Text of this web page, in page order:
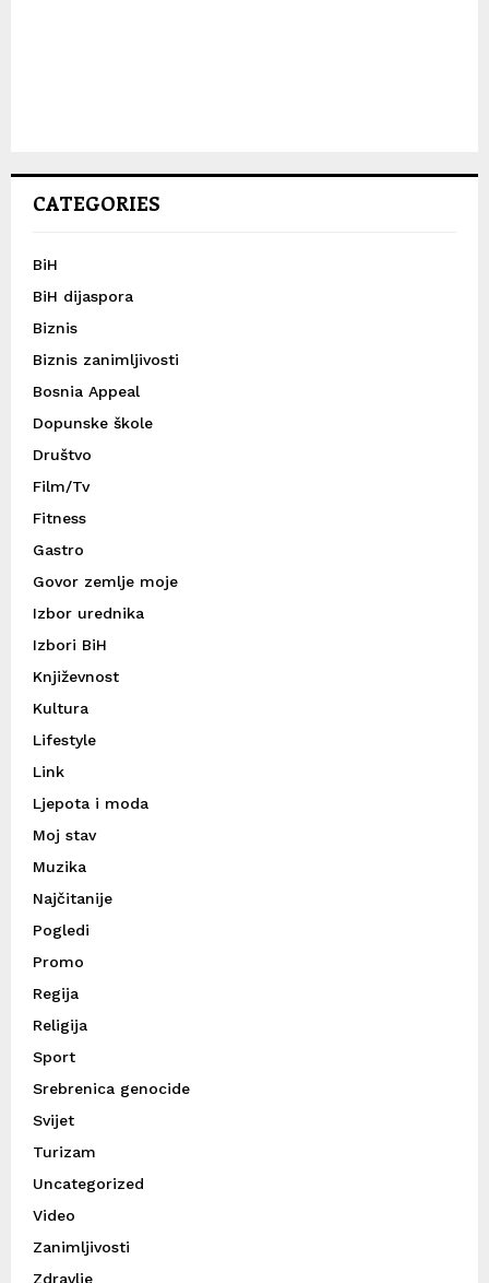
CATEGORIES
BiH
BiH dijaspora
Biznis
Biznis zanimljivosti
Bosnia Appeal
Dopunske škole
Društvo
Film/Tv
Fitness
Gastro
Govor zemlje moje
Izbor urednika
Izbori BiH
Književnost
Kultura
Lifestyle
Link
Ljepota i moda
Moj stav
Muzika
Najčitanije
Pogledi
Promo
Regija
Religija
Sport
Srebrenica genocide
Svijet
Turizam
Uncategorized
Video
Zanimljivosti
Zdravlje